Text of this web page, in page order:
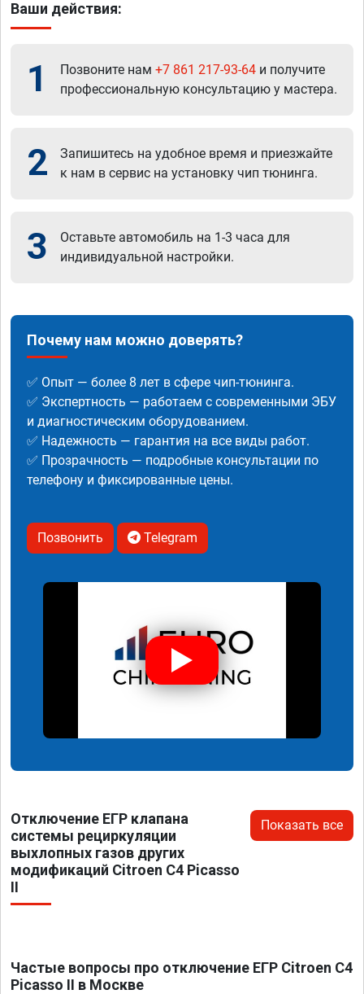
Ваши действия:
1 Позвоните нам +7 861 217-93-64 и получите
профессиональную консультацию у мастера.
2
Запишитесь на удобное время и приезжайте
к нам в сервис на установку чип тюнинга.
3
Оставьте автомобиль на 1-3 часа для
индивидуальной настройки.
Почему нам можно доверять?
✅ Опыт — более 8 лет в сфере чип-тюнинга.
✅ Экспертность — работаем с современными ЭБУ
и диагностическим оборудованием.
✅ Надежность — гарантия на все виды работ.
✅ Прозрачность — подробные консультации по
телефону и фиксированные цены.
Позвонить Telegram
Отключение ЕГР клапана
системы рециркуляции
выхлопных газов других
модификаций Citroen C4 Picasso
II
Показать все
Частые вопросы про отключение ЕГР Citroen C4
Picasso II в Москве